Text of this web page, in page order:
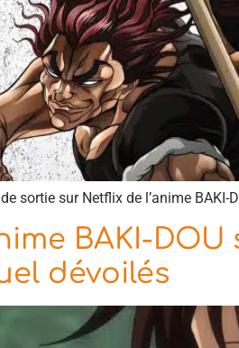
sortie sur Netflix de l’anime
BAKI-
dévoilés